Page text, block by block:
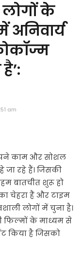
लोगों के
am
काम और सोशल
जा रहे हैं। जिसकी
बातचीत शुरू हो
चेहरा हैं और टाइम
लोगों में चुना है।
फिल्मों के माध्यम से
किया है जिसको